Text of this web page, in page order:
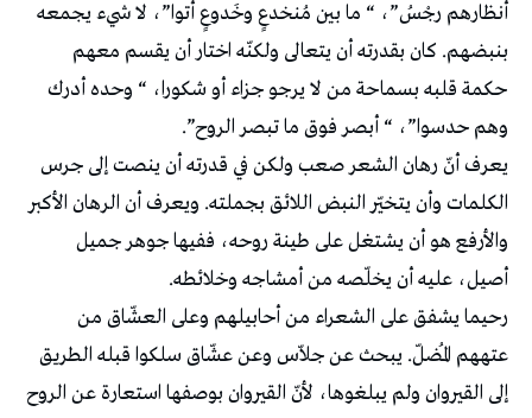
أنظارهم رجْسُ”، “ ما بين مُنخدعٍ وخَدوعٍ أتوا”، لا شيء يجمعه
بنبضهم. كان بقدرته أن يتعالى ولكنّه اختار أن يقسم معهم
حكمة قلبه بسماحة من لا يرجو جزاء أو شكورا، “ وحده أدرك
وهم حدسوا”، “ أبصر فوق ما تبصر الروح”.
يعرف أنّ رهان الشعر صعب ولكن في قدرته أن ينصت إلى جرس
الكلمات وأن يتخيّر النبض اللائق بجملته. ويعرف أن الرهان الأكبر
والأرفع هو أن يشتغل على طينة روحه، ففيها جوهر جميل
أصيل، عليه أن يخلّصه من أمشاجه وخلائطه.
رحيما يشفق على الشعراء من أحابيلهم وعلى العشّاق من
عتههم المُضلّ. يبحث عن جلاّس وعن عشّاق سلكوا قبله الطريق
إلى القيروان ولم يبلغوها، لأنّ القيروان بوصفها استعارة عن الروح